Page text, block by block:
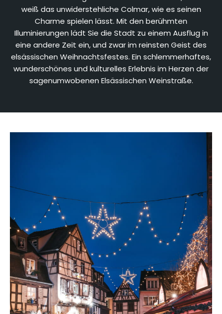
weiß das unwiderstehliche Colmar, wie es seinen
Charme spielen lässt. Mit den berühmten
Illuminierungen lädt Sie die Stadt zu einem Ausflug in
eine andere Zeit ein, und zwar im reinsten Geist des
elsässischen Weihnachtsfestes. Ein schlemmerhaftes,
wunderschönes und kulturelles Erlebnis im Herzen der
sagenumwobenen Elsässischen Weinstraße.